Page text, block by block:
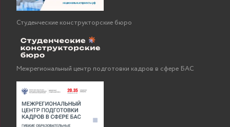
Студенческие конструкторские бюро
Межрегиональный центр подготовки кадров в сфере БАС